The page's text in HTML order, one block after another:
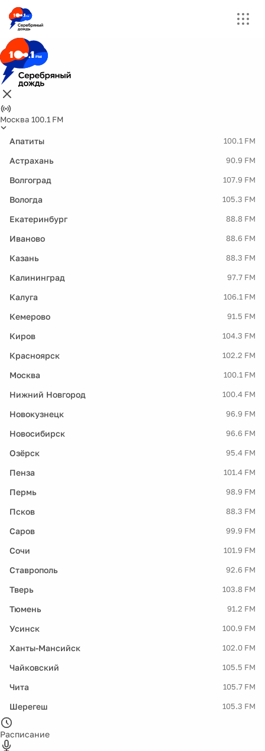
Москва 100.1 FM
Апатиты 100.1 FM
Астрахань 90.9 FM
Волгоград 107.9 FM
Вологда 105.3 FM
Екатеринбург 88.8 FM
Иваново 88.6 FM
Казань 88.3 FM
Калининград 97.7 FM
Калуга 106.1 FM
Кемерово 91.5 FM
Киров 104.3 FM
Красноярск 102.2 FM
Москва 100.1 FM
Нижний Новгород 100.4 FM
Новокузнецк 96.9 FM
Новосибирск 96.6 FM
Озёрск 95.4 FM
Пенза 101.4 FM
Пермь 98.9 FM
Псков 88.3 FM
Саров 99.9 FM
Сочи 101.9 FM
Ставрополь 92.6 FM
Тверь 103.8 FM
Тюмень 91.2 FM
Усинск 100.9 FM
Ханты-Мансийск 102.0 FM
Чайковский 105.5 FM
Чита 105.7 FM
Шерегеш 105.3 FM
Расписание